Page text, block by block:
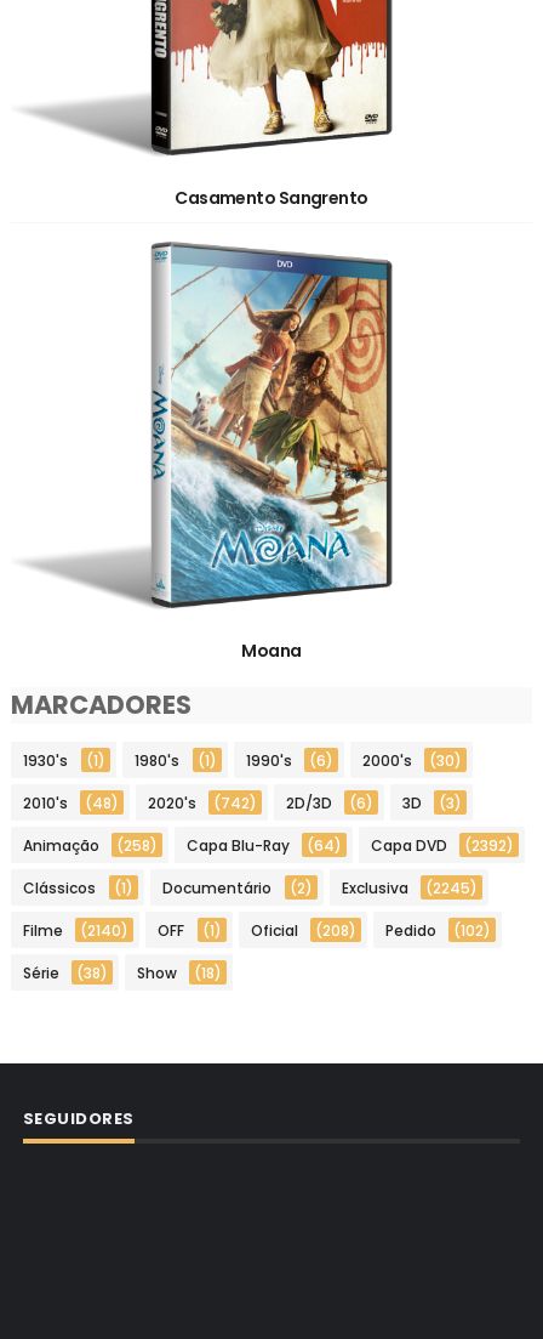
Casamento Sangrento
Moana
MARCADORES
1930's (1) 1980's (1) 1990's (6) 2000's (30)
2010's (48) 2020's (742) 2D/3D (6) 3D (3)
Animação (258) Capa Blu-Ray (64) Capa DVD (2392)
Clássicos (1) Documentário (2) Exclusiva (2245)
Filme (2140) OFF (1) Oficial (208) Pedido (102)
Série (38) Show (18)
SEGUIDORES